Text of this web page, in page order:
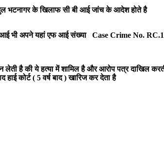
भटनागर के खिलाफ सी बी आई जांच के आदेश होते है
आई भी अपने यहां एफ आई संख्या Case Crime No.
लेती है की ये हत्या में शामिल है और आरोप पत्र दाखिल
हाई कोर्ट ( 5 वर्ष बाद ) खारिज कर देता है